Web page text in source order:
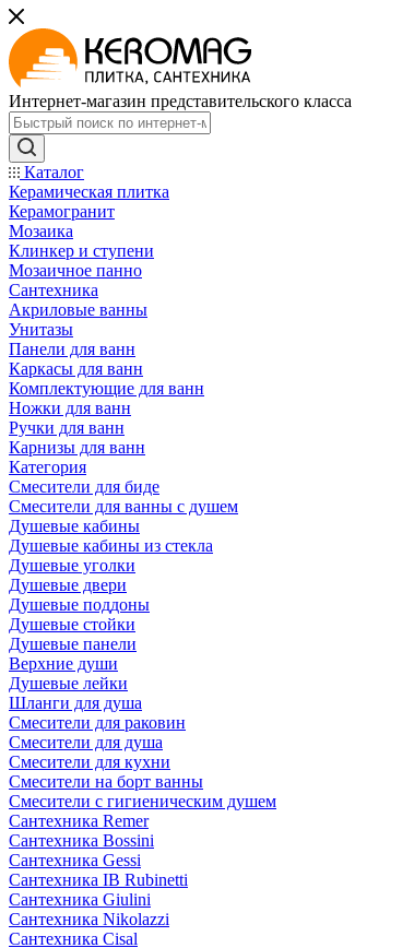
Интернет-магазин представительского класса
Каталог
Керамическая плитка
Керамогранит
Мозаика
Клинкер и ступени
Мозаичное панно
Сантехника
Акриловые ванны
Унитазы
Панели для ванн
Каркасы для ванн
Комплектующие для ванн
Ножки для ванн
Ручки для ванн
Карнизы для ванн
Категория
Смесители для биде
Смесители для ванны с душем
Душевые кабины
Душевые кабины из стекла
Душевые уголки
Душевые двери
Душевые поддоны
Душевые стойки
Душевые панели
Верхние души
Душевые лейки
Шланги для душа
Смесители для раковин
Смесители для душа
Смесители для кухни
Смесители на борт ванны
Смесители с гигиеническим душем
Сантехника Remer
Сантехника Bossini
Сантехника Gessi
Сантехника IB Rubinetti
Сантехника Giulini
Сантехника Nikolazzi
Сантехника Cisal